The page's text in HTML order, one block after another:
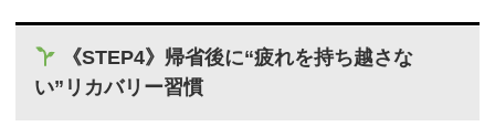
《STEP4》帰省後に“疲れを持ち越さな
い”リカバリー習慣